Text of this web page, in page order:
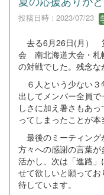
投稿日時 : 2023/07/23
去る6月26日(月）
会 南北海道大会・
の対戦でした。残念な
６人という少ない３
出してメンバー全員
しさに加え暑さもあ
ってしまったことが本
最後のミーティング
方々への感謝の言葉
活かし、次は「進路
せて欲しいと願って
待しています。